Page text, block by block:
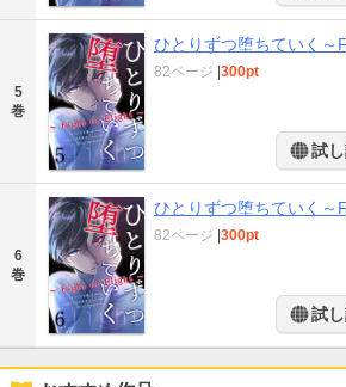
5
巻
ひとりずつ堕ちていく～
82ページ 300pt
試し
6
巻
ひとりずつ堕ちていく～
82ページ 300pt
試し